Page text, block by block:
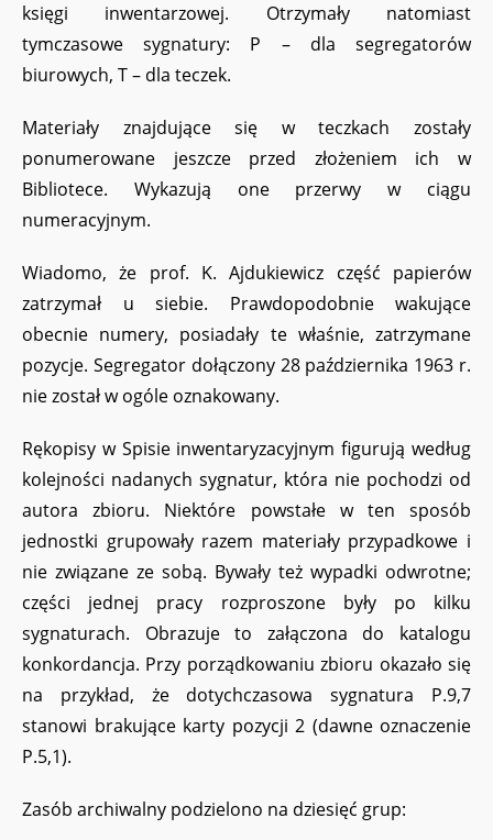
księgi inwentarzowej. Otrzymały natomiast
tymczasowe sygnatury: P – dla segregatorów
biurowych, T – dla teczek.
Materiały znajdujące się w teczkach zostały
ponumerowane jeszcze przed złożeniem ich w
Bibliotece. Wykazują one przerwy w ciągu
numeracyjnym.
Wiadomo, że prof. K. Ajdukiewicz część papierów
zatrzymał u siebie. Prawdopodobnie wakujące
obecnie numery, posiadały te właśnie, zatrzymane
pozycje. Segregator dołączony 28 października 1963 r.
nie został w ogóle oznakowany.
Rękopisy w Spisie inwentaryzacyjnym figurują według
kolejności nadanych sygnatur, która nie pochodzi od
autora zbioru. Niektóre powstałe w ten sposób
jednostki grupowały razem materiały przypadkowe i
nie związane ze sobą. Bywały też wypadki odwrotne;
części jednej pracy rozproszone były po kilku
sygnaturach. Obrazuje to załączona do katalogu
konkordancja. Przy porządkowaniu zbioru okazało się
na przykład, że dotychczasowa sygnatura P.9,7
stanowi brakujące karty pozycji 2 (dawne oznaczenie
P.5,1).
Zasób archiwalny podzielono na dziesięć grup: